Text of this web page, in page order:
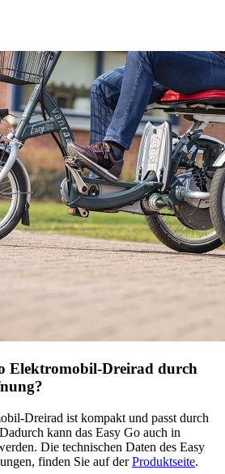
Elektromobil-Dreirad durch
Dreirad ist kompakt und passt durch
kann das Easy Go auch in
Die technischen Daten des Easy
finden Sie auf derProduktseite.